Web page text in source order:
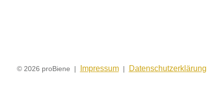
© 2026 proBiene | Impressum| Datenschutzerklärung